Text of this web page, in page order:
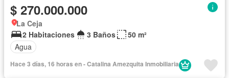
$ 270.000.000
La Ceja
2 Habitaciones
3 Baños
50 m²
Agua
Hace 3 días, 16 horas en - Catalina Amezquita Inmobiliaria